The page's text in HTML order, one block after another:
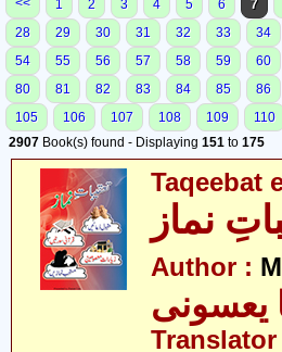
<< 1 2 3 4 5 6 7
28
29 30 31 32 33 34
54
55 56 57 58 59 60
80
81 82 83 84 85 86
105
106 107 108 109 110
2907 Book(s) found - Displaying 151 to 175
Taqeebat
نماز
Author :
یعسونی
Translator